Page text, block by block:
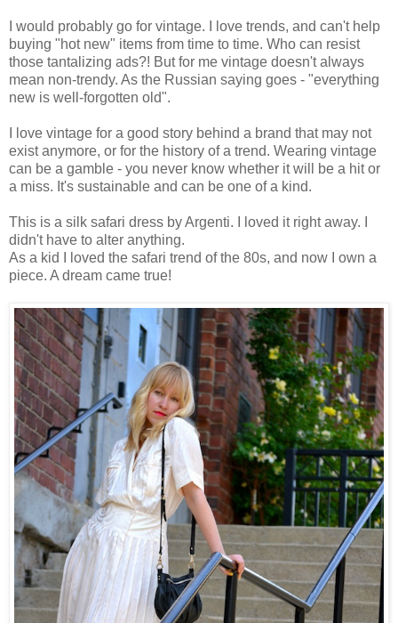
I would probably go for vintage. I love trends, and can't help
buying "hot new" items from time to time. Who can resist
those tantalizing ads?! But for me vintage doesn't always
mean non-trendy. As the Russian saying goes - "everything
new is well-forgotten old".
I love vintage for a good story behind a brand that may not
exist anymore, or for the history of a trend. Wearing vintage
can be a gamble - you never know whether it will be a hit or
a miss. It's sustainable and can be one of a kind.
This is a silk safari dress by Argenti. I loved it right away. I
didn't have to alter anything.
As a kid I loved the safari trend of the 80s, and now I own a
piece. A dream came true!